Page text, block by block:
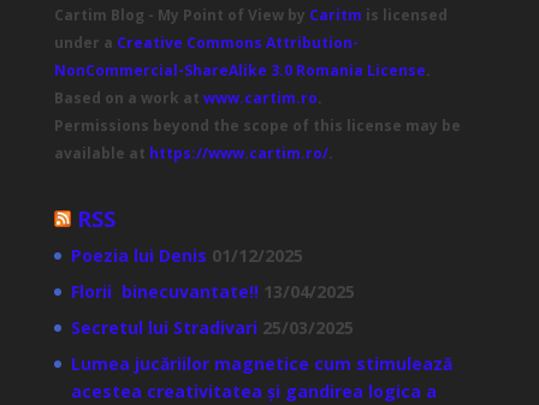
Cartim Blog - My Point of Viewby Caritm is licensed
under a Creative Commons Attribution-
NonCommercial-ShareAlike 3.0 Romania License.
Based on a work at www.cartim.ro.
Permissions beyond the scope of this license may be
available at https://www.cartim.ro/.
RSS
Poezia lui Denis 01/12/2025
Florii binecuvantate!! 13/04/2025
Secretul lui Stradivari 25/03/2025
Lumea jucăriilor magnetice cum stimulează
acestea creativitatea și gandirea logica a